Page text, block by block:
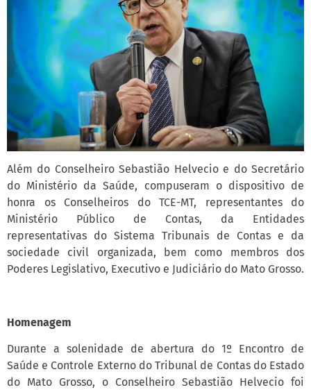
Além do Conselheiro Sebastião Helvecio e do Secretário
do Ministério da Saúde, compuseram o dispositivo de
honra os Conselheiros do TCE-MT, representantes do
Ministério Público de Contas, da Entidades
representativas do Sistema Tribunais de Contas e da
sociedade civil organizada, bem como membros dos
Poderes Legislativo, Executivo e Judiciário do Mato Grosso.
Homenagem
Durante a solenidade de abertura do 1º Encontro de
Saúde e Controle Externo do Tribunal de Contas do Estado
do Mato Grosso, o Conselheiro Sebastião Helvecio foi